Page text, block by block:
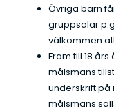
Övriga barn
gruppsalar
välkommen
Fram till 18
målsmans
underskrift på
målsmans